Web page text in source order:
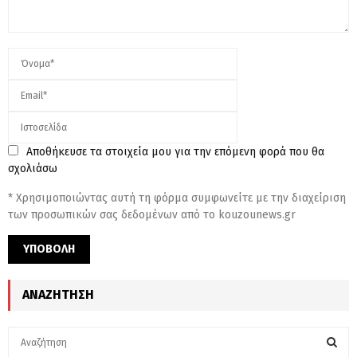
Αποθήκευσε τα στοιχεία μου για την επόμενη φορά που θα
σχολιάσω
* Χρησιμοποιώντας αυτή τη φόρμα συμφωνείτε με την διαχείριση
των προσωπικών σας δεδομένων από το kouzounews.gr
ΑΝΑΖΉΤΗΣΗ